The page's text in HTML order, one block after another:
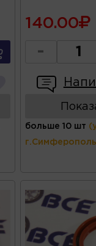
140.00
-
больше 10 шт